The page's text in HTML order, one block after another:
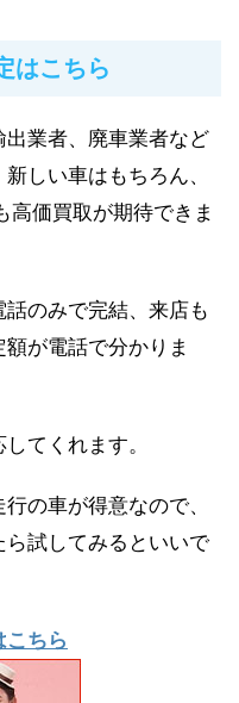
はこちら
出業者、廃車業者など
しい車はもちろん、
高価買取が期待できま
のみで完結、来店も
が電話で分かりま
てくれます。
の車が得意なので、
試してみるといいで
こちら